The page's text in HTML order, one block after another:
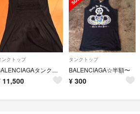
ンクトップ
BALENCIAGAタンクトップ❤️
11,500
タンクトップ
BALENCIAGA☆半額〜
¥ 300